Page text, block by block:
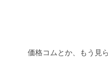
価格コムとか、もう見